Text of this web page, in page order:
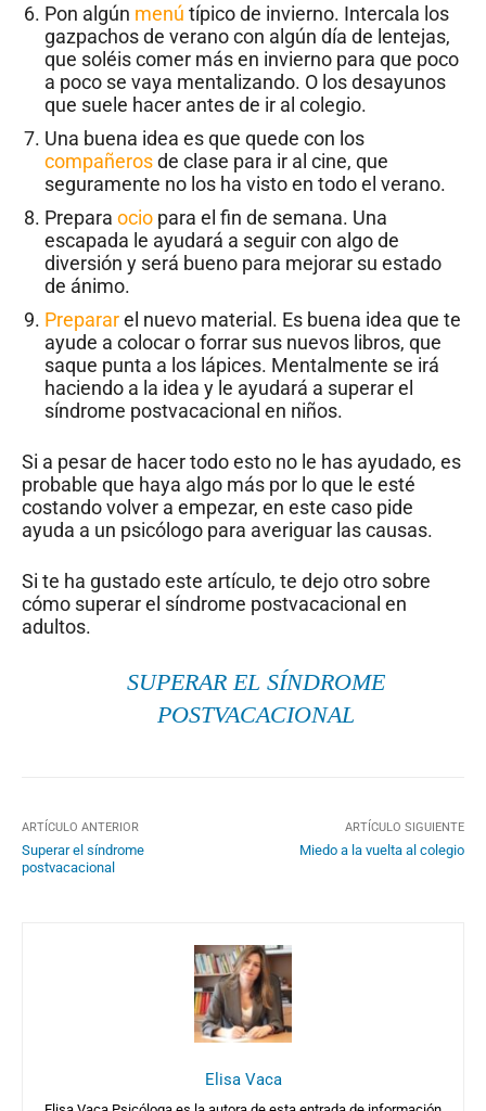
Pon algún menú típico de invierno. Intercala los
gazpachos de verano con algún día de lentejas,
que soléis comer más en invierno para que poco
a poco se vaya mentalizando. O los desayunos
que suele hacer antes de ir al colegio.
Una buena idea es que quede con los
compañerosde clase para ir al cine, que
seguramente no los ha visto en todo el verano.
Prepara ocio para el fin de semana. Una
escapada le ayudará a seguir con algo de
diversión y será bueno para mejorar su estado
de ánimo.
Prepararel nuevo material. Es buena idea que te
ayude a colocar o forrar sus nuevos libros, que
saque punta a los lápices. Mentalmente se irá
haciendo a la idea y le ayudará a superar el
síndrome postvacacional en niños.
Si a pesar de hacer todo esto no le has ayudado, es
probable que haya algo más por lo que le esté
costando volver a empezar, en este caso pide
ayuda a un psicólogo para averiguar las causas.
Si te ha gustado este artículo, te dejo otro sobre
cómo superar el síndrome postvacacional en
adultos.
SUPERAR EL SÍNDROME
POSTVACACIONAL
ARTÍCULO ANTERIOR
Superar el síndrome
postvacacional
ARTÍCULO SIGUIENTE
Miedo a la vuelta al colegio
Elisa Vaca